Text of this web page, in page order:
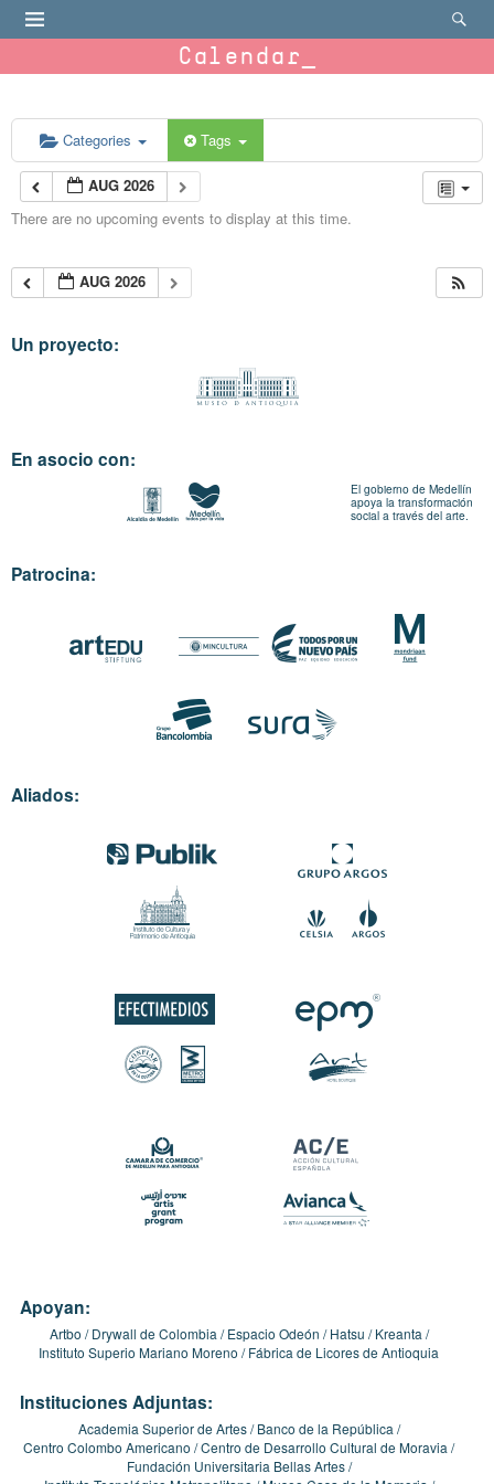
Calendar
Categories Tags
AUG 2026
There are no upcoming events to display at this time.
AUG 2026
Un proyecto:
En asocio con:
El gobierno de Medellín
apoya la transformación
social a través del arte.
Patrocina:
Aliados:
Apoyan:
Artbo Drywall de Colombia Espacio Odeón Hatsu
Kreanta
Instituto Superio Mariano Moreno
Fábrica de Licores de Antioquia
Instituciones Adjuntas:
Academia Superior de Artes
Banco de la República
Centro Colombo Americano Centro de Desarrollo Cultural de Moravia
Fundación Universitaria Bellas Artes